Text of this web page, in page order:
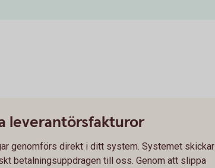
leverantörsfakturor
genomförs direkt i ditt system. Systemet skickar
betalningsuppdragen till oss. Genom att slippa